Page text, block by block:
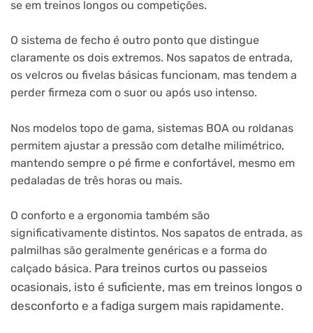
se em treinos longos ou competições.
O sistema de fecho é outro ponto que distingue
claramente os dois extremos. Nos sapatos de entrada,
os velcros ou fivelas básicas funcionam, mas tendem a
perder firmeza com o suor ou após uso intenso.
Nos modelos topo de gama, sistemas BOA ou roldanas
permitem ajustar a pressão com detalhe milimétrico,
mantendo sempre o pé firme e confortável, mesmo em
pedaladas de três horas ou mais.
O conforto e a ergonomia também são
significativamente distintos. Nos sapatos de entrada, as
palmilhas são geralmente genéricas e a forma do
calçado básica. Para treinos curtos ou passeios
ocasionais, isto é suficiente, mas em treinos longos o
desconforto e a fadiga surgem mais rapidamente.